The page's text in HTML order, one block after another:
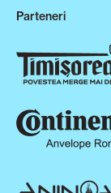
Parteneri